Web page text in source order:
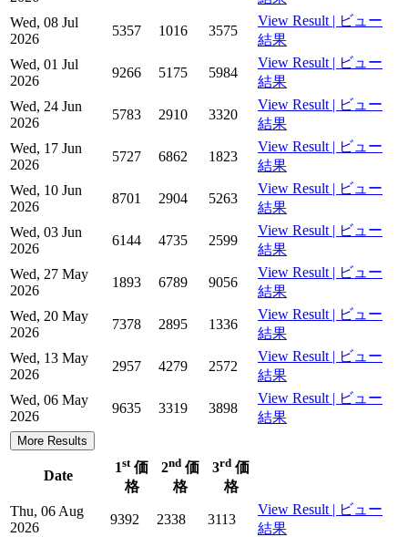
Wed, 08 Jul
2026
5357 1016 3575
View Result | ビュー
結果
Wed, 01 Jul
2026
9266 5175 5984
View Result | ビュー
結果
Wed, 24 Jun
2026
5783 2910 3320
View Result | ビュー
結果
Wed, 17 Jun
2026
5727 6862 1823
View Result | ビュー
結果
Wed, 10 Jun
2026
8701 2904 5263
View Result | ビュー
結果
Wed, 03 Jun
2026
6144 4735 2599
View Result | ビュー
結果
Wed, 27 May
2026
1893 6789 9056
View Result | ビュー
結果
Wed, 20 May
2026
7378 2895 1336
View Result | ビュー
結果
Wed, 13 May
2026
2957 4279 2572
View Result | ビュー
結果
Wed, 06 May
2026
9635 3319 3898
View Result | ビュー
結果
More Results
Date
1st価
格
2nd 価
格
3rd 価
格
Thu, 06 Aug
2026
9392 2338 3113
View Result | ビュー
結果